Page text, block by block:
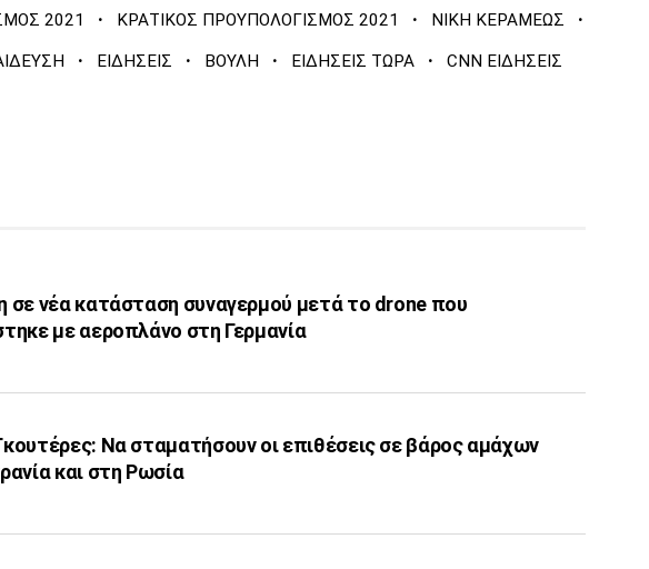
2021 · ΚΡΑΤΙΚΟΣ ΠΡΟΥΠΟΛΟΓΙΣΜΟΣ 2021 · ΝΙΚΗ ΚΕΡΑΜΕΩΣ ·
· ΕΙΔΗΣΕΙΣ · ΒΟΥΛΗ · ΕΙΔΗΣΕΙΣ ΤΩΡΑ · CNN ΕΙΔΗΣΕΙΣ
σε νέα κατάσταση συναγερμού μετά το drone που
με αεροπλάνο στη Γερμανία
Να σταματήσουν οι επιθέσεις σε βάρος αμάχων
και στη Ρωσία